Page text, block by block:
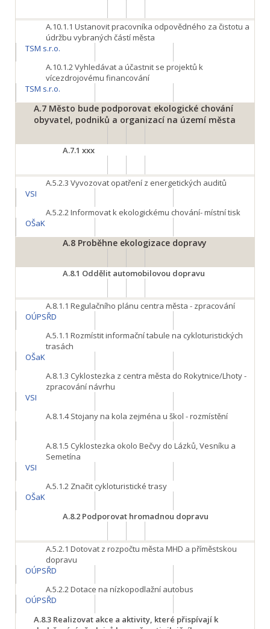
A.10.1.1 Ustanovit pracovníka odpovědného za čistotu a
údržbu vybraných částí města
TSM s.r.o.
A.10.1.2Vyhledávat a účastnit se projektů k
vícezdrojovému financování
TSM s.r.o.
A.7 Město bude podporovat ekologické chování
obyvatel, podniků a organizací na území města
A.7.1 xxx
A.5.2.3 Vyvozovat opatření z energetických auditů
VSI
A.5.2.2Informovat k ekologickému chování- místní tisk
OŠaK
A.8 Proběhne ekologizace dopravy
A.8.1 Oddělit automobilovou dopravu
A.8.1.1 Regulačního plánu centra města - zpracování
OÚPSŘD
A.5.1.1 Rozmístit informační tabule na cykloturistických
trasách
OŠaK
A.8.1.3 Cyklostezka z centra města do Rokytnice/Lhoty -
zpracování návrhu
VSI
A.8.1.4Stojany na kola zejména u škol - rozmístění
A.8.1.5 Cyklostezka okolo Bečvy do Lázků, Vesníku a
Semetína
VSI
A.5.1.2 Značit cykloturistické trasy
OŠaK
A.8.2 Podporovat hromadnou dopravu
A.5.2.1 Dotovat z rozpočtu města MHD a příměstskou
dopravu
OÚPSŘD
A.5.2.2Dotace na nízkopodlažní autobus
OÚPSŘD
A.8.3 Realizovat akce a aktivity, které přispívají k